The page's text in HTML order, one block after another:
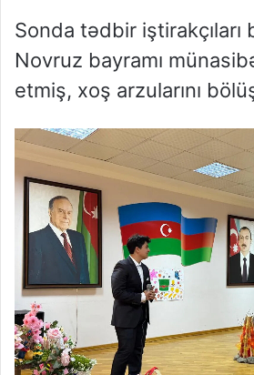
Sonda tədbir iştirakçıları
Novruz bayramı
etmiş, xoş arzularını